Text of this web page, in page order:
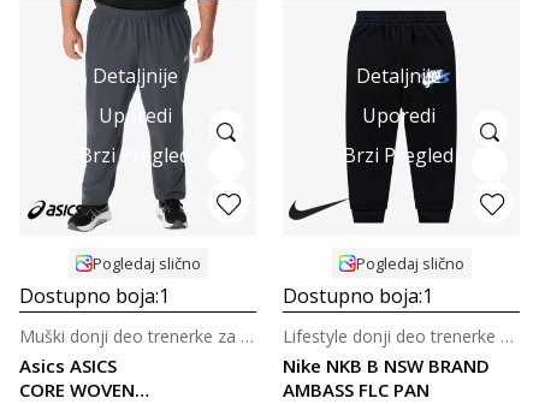
Detaljnije
Uporedi
Brzi Pregled
Pogledaj slično
Dostupno boja:1
Asics ASICS
CORE WOVEN
Muški donji deo trenerke za trčanje
Detaljnije
Uporedi
Brzi Pregled
Pogledaj slično
Dostupno boja:1
Nike NKB B NSW BRAND
AMBASS FLC PAN
Lifestyle donji deo trenerke za dečake